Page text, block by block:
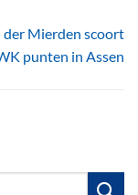
der Mierden scoort
punten in Assen